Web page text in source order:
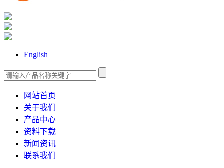
English
网站首页
关于我们
产品中心
资料下载
新闻资讯
联系我们